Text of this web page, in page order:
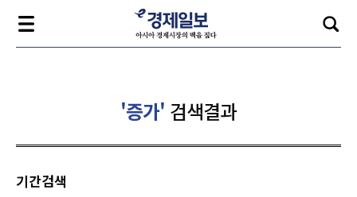
'증가' 검색결과
기간검색